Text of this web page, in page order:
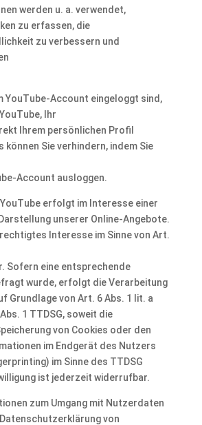
werden u. a. verwendet,
zu erfassen, die
zu verbessern und
YouTube-Account eingeloggt sind,
Ihr
Ihrem persönlichen Profil
können Sie verhindern, indem Sie
Account ausloggen.
YouTube erfolgt im Interesse einer
unserer Online-Angebote.
Interesse im Sinne von Art.
Sofern eine entsprechende
wurde, erfolgt die Verarbeitung
Grundlage von Art. 6 Abs. 1 lit. a
1 TTDSG, soweit die
von Cookies oder den
im Endgerät des Nutzers
im Sinne des TTDSG
ist jederzeit widerrufbar.
zum Umgang mit Nutzerdaten
von